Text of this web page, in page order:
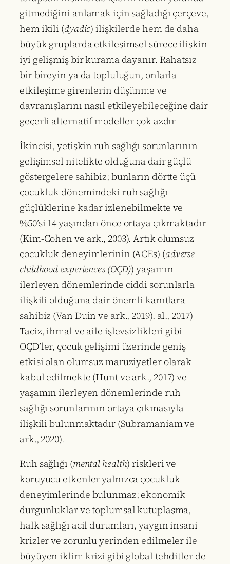
gitmediğini anlamak için sağladığı çerçeve,
hem ikili (dyadic) ilişkilerde hem de daha
büyük gruplarda etkileşimsel sürece ilişkin
iyi gelişmiş bir kurama dayanır. Rahatsız
bir bireyin ya da topluluğun, onlarla
etkileşime girenlerin düşünme ve
davranışlarını nasıl etkileyebileceğine dair
geçerli alternatif modeller çok azdır
İkincisi, yetişkin ruh sağlığı sorunlarının
gelişimsel nitelikte olduğuna dair güçlü
göstergelere sahibiz; bunların dörtte üçü
çocukluk dönemindeki ruh sağlığı
güçlüklerine kadar izlenebilmekte ve
%50’si 14 yaşından önce ortaya çıkmaktadır
(Kim-Cohen ve ark., 2003). Artık olumsuz
çocukluk deneyimlerinin (ACEs) (adverse
childhood experiences (OÇD)) yaşamın
ilerleyen dönemlerinde ciddi sorunlarla
ilişkili olduğuna dair önemli kanıtlara
sahibiz (Van Duin ve ark., 2019). al., 2017)
Taciz, ihmal ve aile işlevsizlikleri gibi
OÇD’ler, çocuk gelişimi üzerinde geniş
etkisi olan olumsuz maruziyetler olarak
kabul edilmekte (Hunt ve ark., 2017) ve
yaşamın ilerleyen dönemlerinde ruh
sağlığı sorunlarının ortaya çıkmasıyla
ilişkili bulunmaktadır (Subramaniam ve
ark., 2020).
Ruh sağlığı (mental health) riskleri ve
koruyucu etkenler yalnızca çocukluk
deneyimlerinde bulunmaz; ekonomik
durgunluklar ve toplumsal kutuplaşma,
halk sağlığı acil durumları, yaygın insani
krizler ve zorunlu yerinden edilmeler ile
büyüyen iklim krizi gibi global tehditler de